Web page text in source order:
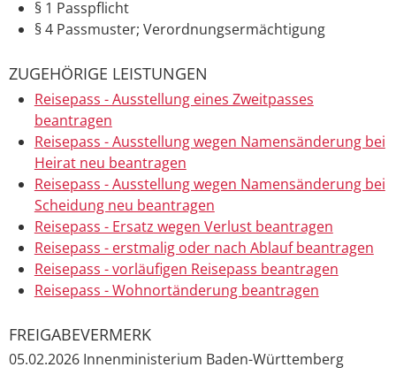
§ 1 Passpflicht
§ 4 Passmuster; Verordnungsermächtigung
ZUGEHÖRIGE LEISTUNGEN
Reisepass - Ausstellung eines Zweitpasses
beantragen
Reisepass - Ausstellung wegen Namensänderung bei
Heirat neu beantragen
Reisepass - Ausstellung wegen Namensänderung bei
Scheidung neu beantragen
Reisepass - Ersatz wegen Verlust beantragen
Reisepass - erstmalig oder nach Ablauf beantragen
Reisepass - vorläufigen Reisepass beantragen
Reisepass - Wohnortänderung beantragen
FREIGABEVERMERK
05.02.2026 Innenministerium Baden-Württemberg